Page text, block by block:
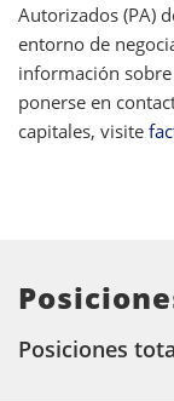
Autorizados (PA)
entorno de
información
ponerse en
capitales, visite
Posiciones